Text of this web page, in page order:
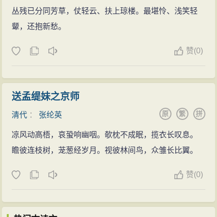
丛残已分同芳草，仗轻云、扶上琼楼。最堪怜、浅笑轻
颦，还抱新愁。
赞(0)
送孟缇妹之京师
清代 ： 张纶英 拼
繁
原
凉风动高梧，哀蛩响幽咽。欹枕不成眠，揽衣长叹息。
瞻彼连枝树，茏葱经岁月。视彼林间鸟，众雏长比翼。
赞(0)